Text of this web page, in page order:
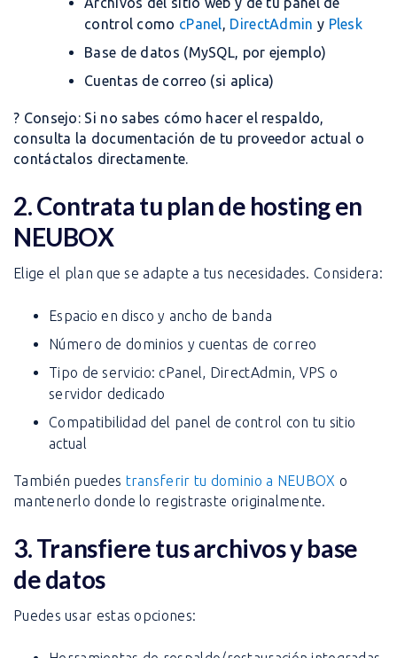
control como cPanel, DirectAdmin y Plesk
Base de datos (MySQL, por ejemplo)
Cuentas de correo (si aplica)
? Consejo: Si no sabes cómo hacer el respaldo,
consulta la documentación de tu proveedor actual o
contáctalos directamente.
2. Contrata tu plan de hosting en
NEUBOX
Elige el plan que se adapte a tus necesidades. Considera:
Espacio en disco y ancho de banda
Número de dominios y cuentas de correo
Tipo de servicio: cPanel, DirectAdmin, VPS o
servidor dedicado
Compatibilidad del panel de control con tu sitio
actual
También puedes transferir tu dominio a NEUBOX o
mantenerlo donde lo registraste originalmente.
3. Transfiere tus archivos y base
de datos
Puedes usar estas opciones: